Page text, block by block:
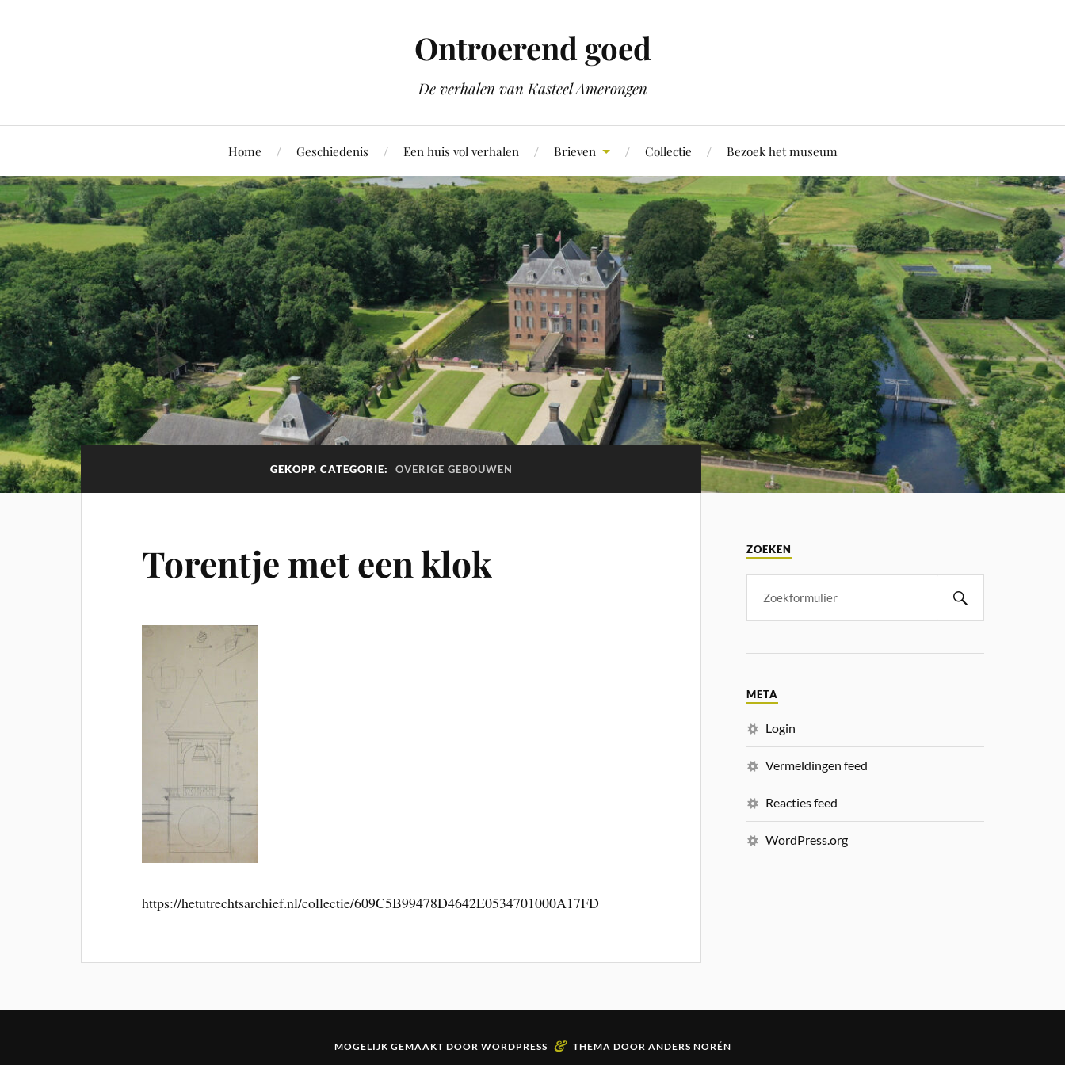
Ontroerend goed
De verhalen van Kasteel Amerongen
Home Geschiedenis Een huis vol verhalen Brieven Collectie Bezoek het museum
GEKOPP. CATEGORIE: OVERIGE GEBOUWEN
Torentje met een klok
https://hetutrechtsarchief.nl/collectie/609C5B99478D4642E0534701000A17FD
ZOEKEN
META
Login
Vermeldingen feed
Reacties feed
WordPress.org
MOGELIJK GEMAAKT DOOR WORDPRESS & THEMA DOOR ANDERS NORÉN